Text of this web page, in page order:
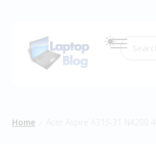
Home Acer Aspire A315-31 N4200